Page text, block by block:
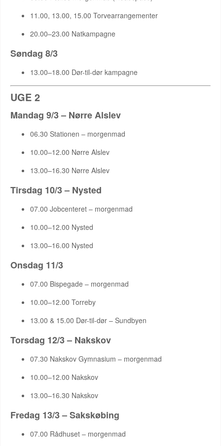
11.00, 13.00, 15.00 Torvearrangementer
20.00–23.00 Natkampagne
Søndag 8/3
13.00–18.00 Dør-til-dør kampagne
UGE 2
Mandag 9/3 – Nørre Alslev
06.30 Stationen – morgenmad
10.00–12.00 Nørre Alslev
13.00–16.30 Nørre Alslev
Tirsdag 10/3 – Nysted
07.00 Jobcenteret – morgenmad
10.00–12.00 Nysted
13.00–16.00 Nysted
Onsdag 11/3
07.00 Bispegade – morgenmad
10.00–12.00 Torreby
13.00 & 15.00 Dør-til-dør – Sundbyen
Torsdag 12/3 – Nakskov
07.30 Nakskov Gymnasium – morgenmad
10.00–12.00 Nakskov
13.00–16.30 Nakskov
Fredag 13/3 – Sakskøbing
07.00 Rådhuset – morgenmad